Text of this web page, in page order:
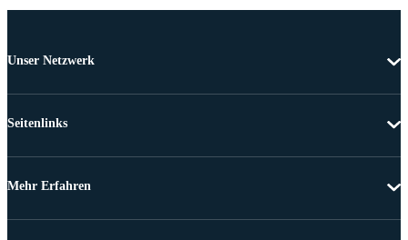
Unser Netzwerk
Seitenlinks
Mehr Erfahren